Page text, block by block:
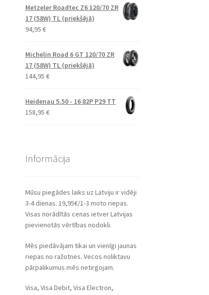
Metzeler Roadtec Z6 120/70 ZR
17 (58W) TL (priekšējā)
94,95 €
Michelin Road 6 GT 120/70 ZR
17 (58W) TL (priekšējā)
144,95 €
Heidenau 5.50 - 16 82P P29 TT
158,95 €
Informācija
Mūsu piegādes laiks uz Latviju ir vidēji
3-4 dienas. 19,95€/1-3 moto riepas.
Visas norādītās cenas ietver Latvijas
pievienotās vērtības nodokli.
Mēs piedāvājam tikai un vienīgi jaunas
riepas no ražotnes. Vecos noliktavu
pārpalikumus mēs netirgojam.
Visa, Visa Debit, Visa Electron,